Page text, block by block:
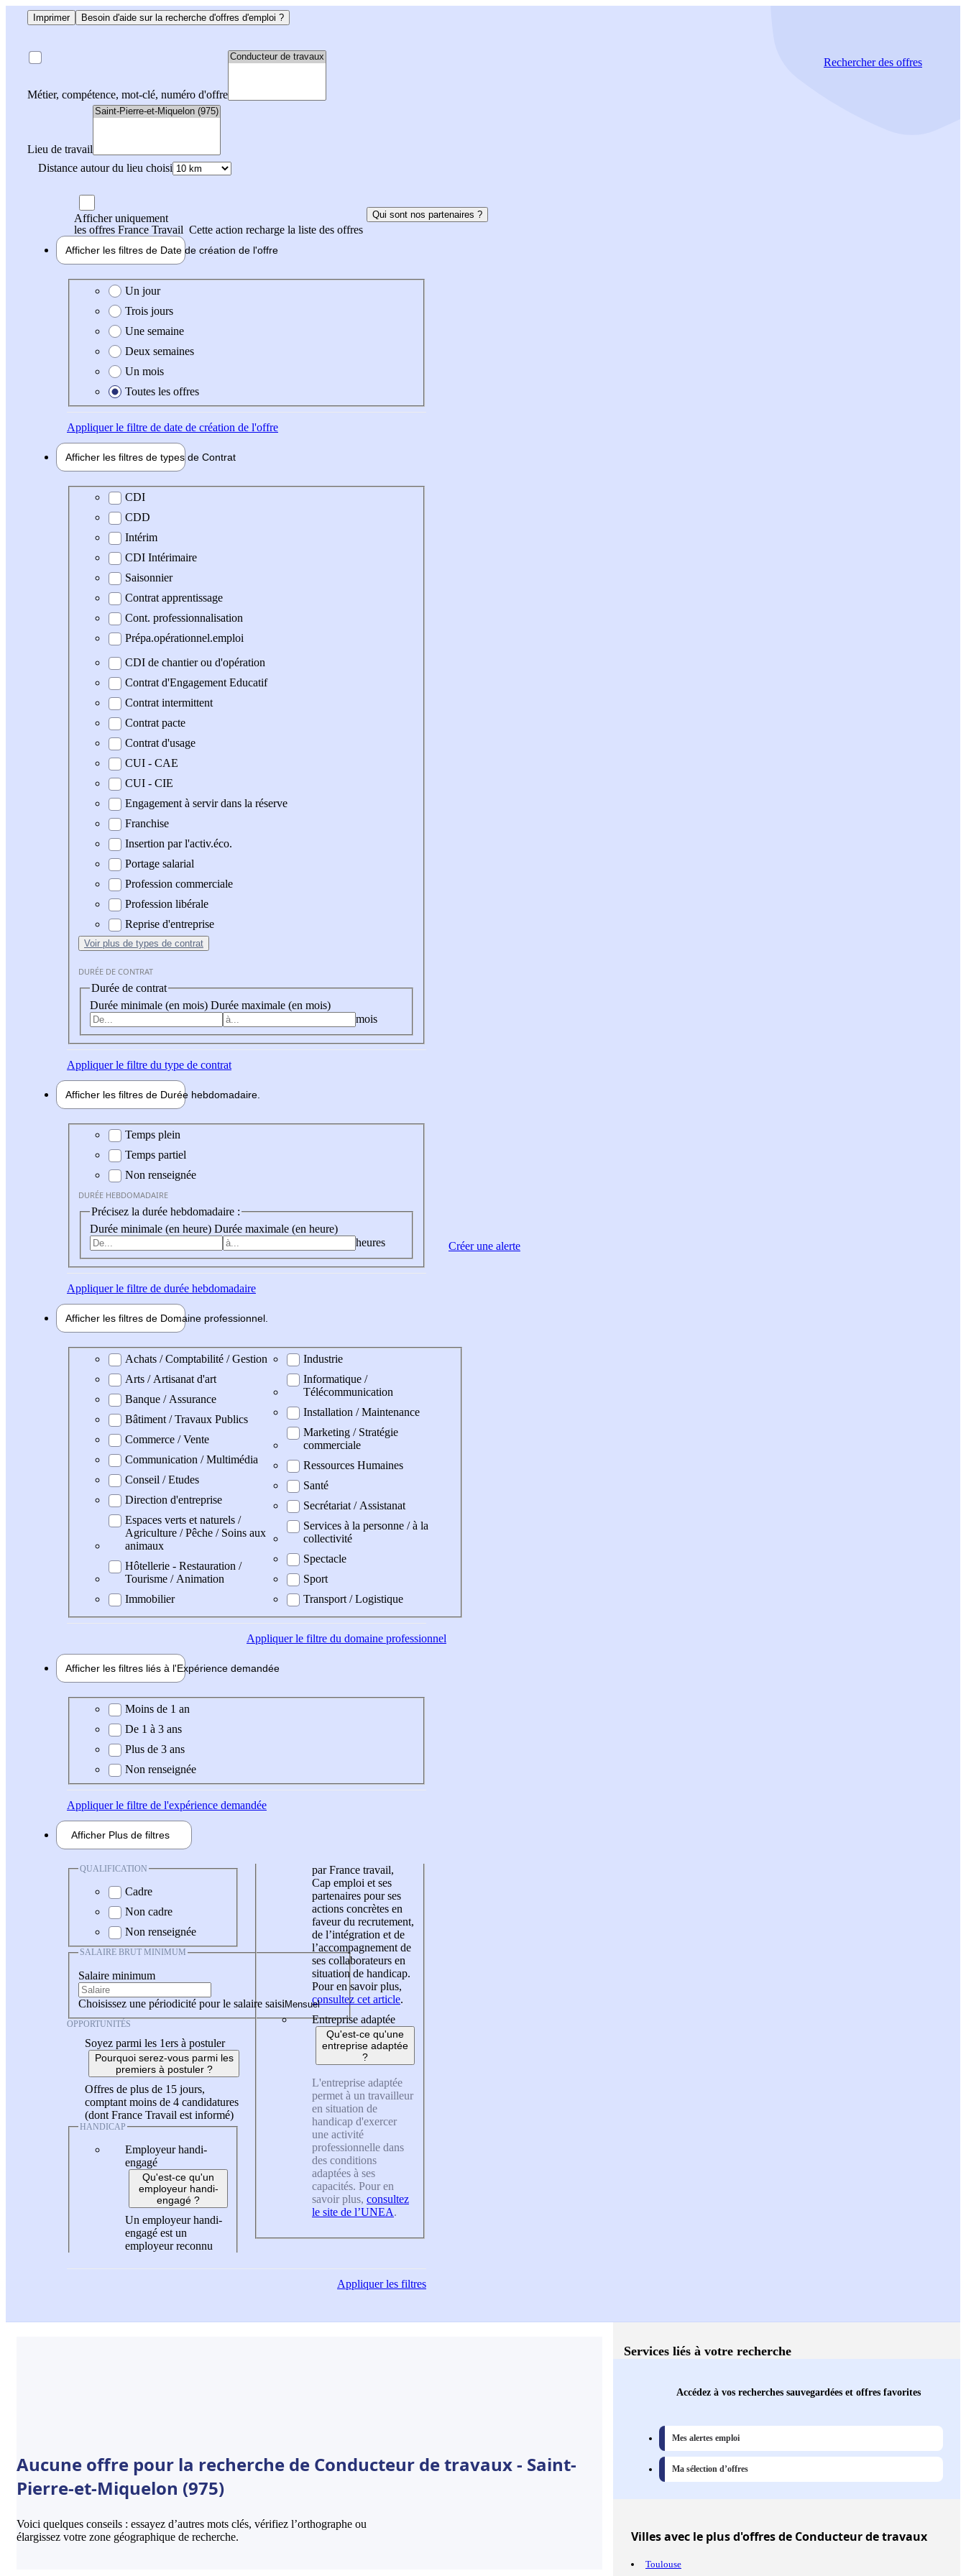
Imprimer Besoin d'aide sur la recherche d'offres d'emploi ?
Métier, compétence, mot-clé, numéro d'offre
Lieu de travail
Distance autour du lieu choisi
Rechercherdes offres
Afficher uniquement
les offres France Travail Cette action recharge la liste des offres
Qui sont nos partenaires ?
Afficher les filtres de Date de création de l'offre
Date de création de l'offre
Un jour
Trois jours
Une semaine
Deux semaines
Un mois
Toutes les offres
Appliquerle filtre de date de création de l'offre
Afficher les filtres de types de Contrat
Type de contrat
CDI
CDD
Intérim
CDI Intérimaire
Saisonnier
Contrat apprentissage
Cont. professionnalisation
Prépa.opérationnel.emploi
CDI de chantier ou d'opération
Contrat d'Engagement Educatif
Contrat intermittent
Contrat pacte
Contrat d'usage
CUI - CAE
CUI - CIE
Engagement à servir dans la réserve
Franchise
Insertion par l'activ.éco.
Portage salarial
Profession commerciale
Profession libérale
Reprise d'entreprise
Voir plus de types de contrat
DURÉE DE CONTRAT
Durée de contrat
Durée minimale (en mois) Durée maximale (en mois)
mois
Appliquerle filtre du type de contrat
Afficher les filtres de Durée hebdomadaire
Durée hebdomadaire
Temps plein
Temps partiel
Non renseignée
DURÉE HEBDOMADAIRE
Précisez la durée hebdomadaire :
Durée minimale (en heure) Durée maximale (en heure)
heures
Appliquerle filtre de durée hebdomadaire
Afficher les filtres de Domaine professionnel
Domaine professionel
Achats / Comptabilité / Gestion
Arts / Artisanat d'art
Banque / Assurance
Bâtiment / Travaux Publics
Commerce / Vente
Communication / Multimédia
Conseil / Etudes
Direction d'entreprise
Espaces verts et naturels /
Agriculture / Pêche / Soins aux
animaux
Hôtellerie - Restauration /
Tourisme / Animation
Immobilier
Industrie
Informatique /
Télécommunication
Installation / Maintenance
Marketing / Stratégie
commerciale
Ressources Humaines
Santé
Secrétariat / Assistanat
Services à la personne / à la
collectivité
Spectacle
Sport
Transport / Logistique
Appliquerle filtre du domaine professionnel
Afficher les filtres liés à l'Expérience demandée
Expérience demandée
Moins de 1 an
De 1 à 3 ans
Plus de 3 ans
Non renseignée
Appliquerle filtre de l'expérience demandée
Afficher Plus de filtres
QUALIFICATION
Cadre
Non cadre
Non renseignée
SALAIRE BRUT MINIMUM
Salaire minimum
Choisissez une périodicité pour le salaire saisi
OPPORTUNITÉS
Soyez parmi les 1ers à postuler
Pourquoi serez-vous parmi les
premiers à postuler ?
Offres de plus de 15 jours,
comptant moins de 4 candidatures
(dont France Travail est informé)
HANDICAP
Employeur handi-
engagé
Qu'est-ce qu'un
employeur handi-
engagé ?
Un employeur handi-
engagé est un
employeur reconnu
par France travail,
Cap emploi et ses
partenaires pour ses
actions concrètes en
faveur du recrutement,
de l’intégration et de
l’accompagnement de
ses collaborateurs en
situation de handicap.
Pour en savoir plus,
consultez cet article.
Entreprise adaptée
Qu'est-ce qu'une
entreprise adaptée
?
L'entreprise adaptée
permet à un travailleur
en situation de
handicap d'exercer
une activité
professionnelle dans
des conditions
adaptées à ses
capacités. Pour en
savoir plus, consultez
le site de l’UNEA.
Appliquerles filtres
Créer une alerte
Aucune offre pour la recherche de Conducteur de travaux - Saint-
Pierre-et-Miquelon (975)
Voici quelques conseils : essayez d’autres mots clés, vérifiez l’orthographe ou
élargissez votre zone géographique de recherche.
Services liés à votre recherche
Accédez à vos recherches sauvegardées et offres favorites
Mes alertes emploi
Ma sélection d’offres
Villesavec le plus d'offres de Conducteur de travaux
Toulouse